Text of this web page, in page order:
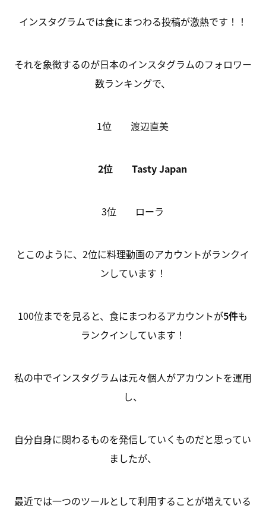
インスタグラムでは食にまつわる投稿が激熱です！！
それを象徴するのが日本のインスタグラムのフォロワー
数ランキングで、
1位 渡辺直美
2位 Tasty Japan
3位 ローラ
とこのように、2位に料理動画のアカウントがランクイ
ンしています！
100位までを見ると、食にまつわるアカウントが5件も
ランクインしています！
私の中でインスタグラムは元々個人がアカウントを運用
し、
自分自身に関わるものを発信していくものだと思ってい
ましたが、
最近では一つのツールとして利用することが増えている